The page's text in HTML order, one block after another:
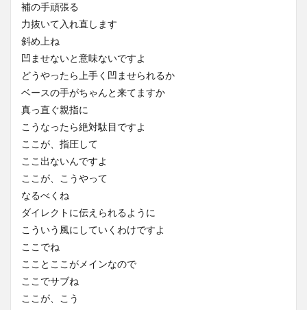
補の手頑張る
力抜いて入れ直します
斜め上ね
凹ませないと意味ないですよ
どうやったら上手く凹ませられるか
ベースの手がちゃんと来てますか
真っ直ぐ親指に
こうなったら絶対駄目ですよ
ここが、指圧して
ここ出ないんですよ
ここが、こうやって
なるべくね
ダイレクトに伝えられるように
こういう風にしていくわけですよ
ここでね
こことここがメインなので
ここでサブね
ここが、こう